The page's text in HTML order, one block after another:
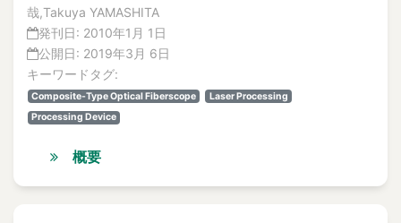
哉,Takuya YAMASHITA
発刊日: 2010年1月 1日
公開日: 2019年3月 6日
キーワードタグ:
Composite-Type Optical Fiberscope
Laser Processing
Processing Device
概要